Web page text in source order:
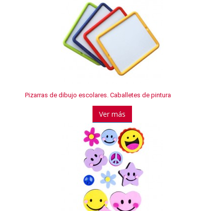
Pizarras de dibujo escolares. Caballetes de pintura
Ver más